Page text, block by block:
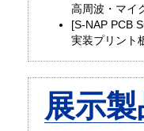
高周波・マイ
[S-NAP PCB
実装プリント
展示